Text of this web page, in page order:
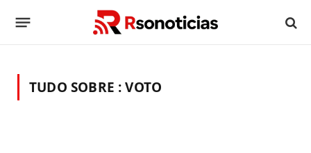
TUDO SOBRE :VOTO